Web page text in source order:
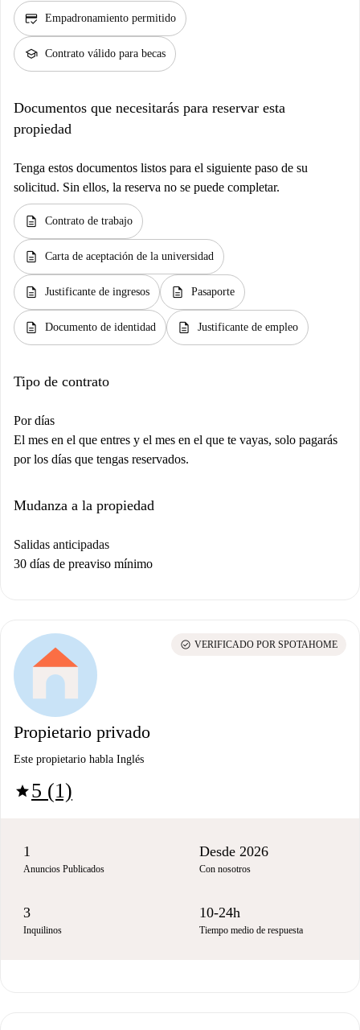
credit_score Empadronamiento permitido
school Contrato válido para becas
Documentos que necesitarás para reservar esta
propiedad
Tenga estos documentos listos para el siguiente paso de su
solicitud. Sin ellos, la reserva no se puede completar.
description Contrato de trabajo
description Carta de aceptación de la universidad
description Justificante de ingresos description Pasaporte
description Documento de identidad description Justificante de empleo
Tipo de contrato
Por días
El mes en el que entres y el mes en el que te vayas, solo pagarás
por los días que tengas reservados.
Mudanza a la propiedad
Salidas anticipadas
30 días de preaviso mínimo
Propietario privado
Este propietario habla Inglés
star5 (1)
check_circle VERIFICADO POR SPOTAHOME
1
Anuncios Publicados
Desde 2026
Con nosotros
3
Inquilinos
10-24h
Tiempo medio de respuesta